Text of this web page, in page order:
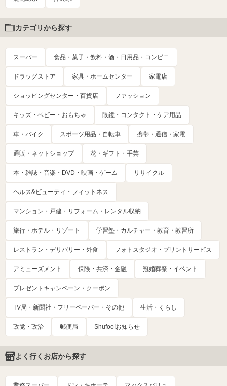
カテゴリから探す
スーパー 食品・菓子・飲料・酒・日用品・コンビニ
ドラッグストア 家具・ホームセンター 家電店
ショッピングセンター・百貨店 ファッション
キッズ・ベビー・おもちゃ 眼鏡・コンタクト・ケア用品
車・バイク スポーツ用品・自転車 携帯・通信・家電
通販・ネットショップ 花・ギフト・手芸
本・雑誌・音楽・DVD・映画・ゲーム リサイクル
ヘルス&ビューティ・フィットネス
マンション・戸建・リフォーム・レンタル収納
旅行・ホテル・リゾート 学習塾・カルチャー・教育・教習所
レストラン・デリバリー・外食 フォトスタジオ・プリントサービス
アミューズメント 保険・共済・金融 冠婚葬祭・イベント
プレゼントキャンペーン・クーポン
TV局・新聞社・フリーペーパー・その他 生活・くらし
政党・政治 郵便局 Shufoo!お知らせ
よく行くお店から探す